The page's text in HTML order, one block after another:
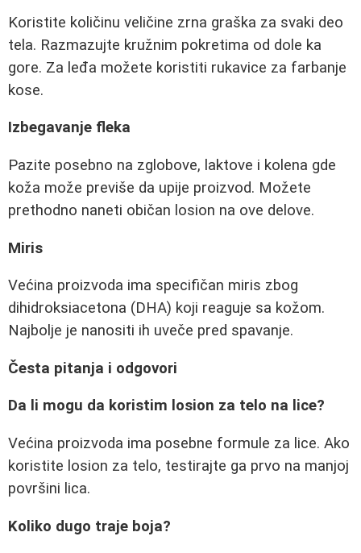
Koristite količinu veličine zrna graška za svaki deo
tela. Razmazujte kružnim pokretima od dole ka
gore. Za leđa možete koristiti rukavice za farbanje
kose.
Izbegavanje fleka
Pazite posebno na zglobove, laktove i kolena gde
koža može previše da upije proizvod. Možete
prethodno naneti običan losion na ove delove.
Miris
Većina proizvoda ima specifičan miris zbog
dihidroksiacetona (DHA) koji reaguje sa kožom.
Najbolje je nanositi ih uveče pred spavanje.
Česta pitanja i odgovori
Da li mogu da koristim losion za telo na lice?
Većina proizvoda ima posebne formule za lice. Ako
koristite losion za telo, testirajte ga prvo na manjoj
površini lica.
Koliko dugo traje boja?